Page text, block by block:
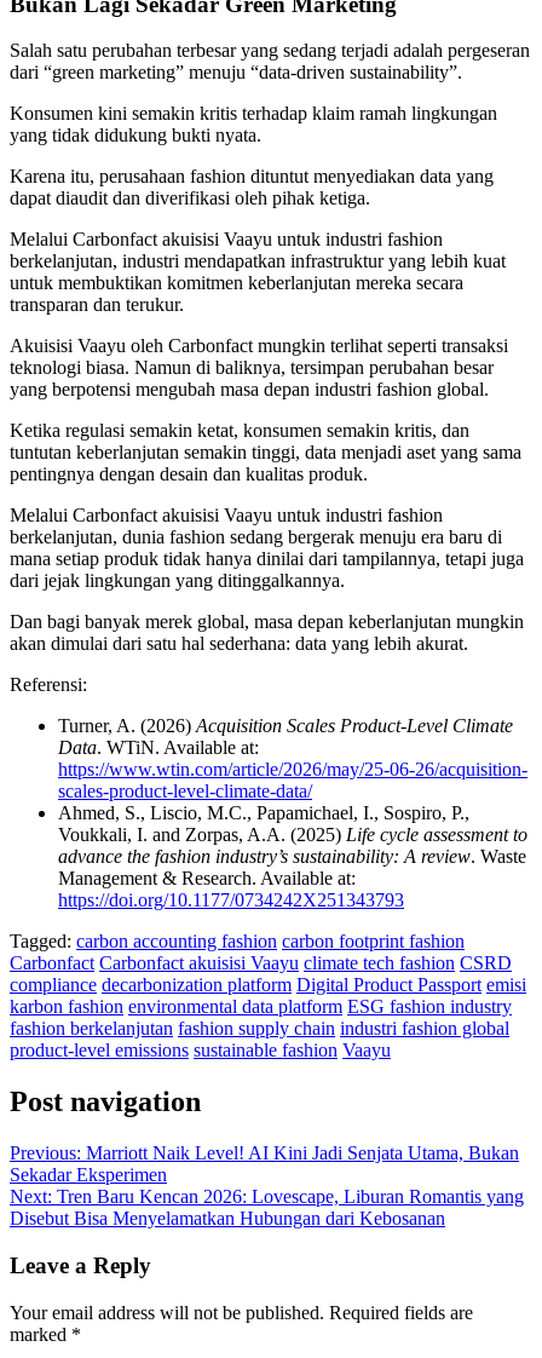
Salah satu perubahan terbesar yang sedang terjadi adalah pergeseran
dari “green marketing” menuju “data-driven sustainability”.
Konsumen kini semakin kritis terhadap klaim ramah lingkungan
yang tidak didukung bukti nyata.
Karena itu, perusahaan fashion dituntut menyediakan data yang
dapat diaudit dan diverifikasi oleh pihak ketiga.
Melalui Carbonfact akuisisi Vaayu untuk industri fashion
berkelanjutan, industri mendapatkan infrastruktur yang lebih kuat
untuk membuktikan komitmen keberlanjutan mereka secara
transparan dan terukur.
Akuisisi Vaayu oleh Carbonfact mungkin terlihat seperti transaksi
teknologi biasa. Namun di baliknya, tersimpan perubahan besar
yang berpotensi mengubah masa depan industri fashion global.
Ketika regulasi semakin ketat, konsumen semakin kritis, dan
tuntutan keberlanjutan semakin tinggi, data menjadi aset yang sama
pentingnya dengan desain dan kualitas produk.
Melalui Carbonfact akuisisi Vaayu untuk industri fashion
berkelanjutan, dunia fashion sedang bergerak menuju era baru di
mana setiap produk tidak hanya dinilai dari tampilannya, tetapi juga
dari jejak lingkungan yang ditinggalkannya.
Dan bagi banyak merek global, masa depan keberlanjutan mungkin
akan dimulai dari satu hal sederhana: data yang lebih akurat.
Referensi:
Turner, A. (2026) Acquisition Scales Product-Level Climate
Data. WTiN. Available at:
https://www.wtin.com/article/2026/may/25-06-26/acquisition-
scales-product-level-climate-data/
Ahmed, S., Liscio, M.C., Papamichael, I., Sospiro, P.,
Voukkali, I. and Zorpas, A.A. (2025) Life cycle assessment to
advance the fashion industry’s sustainability: A review. Waste
Management & Research. Available at:
https://doi.org/10.1177/0734242X251343793
Tagged: carbon accounting fashion carbon footprint fashion
Carbonfact Carbonfact akuisisi Vaayu climate tech fashion CSRD
compliance decarbonization platform Digital Product Passport emisi
karbon fashion environmental data platform ESG fashion industry
fashion berkelanjutan fashion supply chain industri fashion global
product-level emissions sustainable fashion Vaayu
Post navigation
Previous: Marriott Naik Level! AI Kini Jadi Senjata Utama, Bukan
Sekadar Eksperimen
Next: Tren Baru Kencan 2026: Lovescape, Liburan Romantis yang
Disebut Bisa Menyelamatkan Hubungan dari Kebosanan
Leave a Reply
Your email address will not be published. Required fields are
marked *